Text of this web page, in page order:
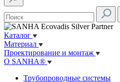
Каталог
Материал
Проектирование и монтаж
О SANHA®
Трубопроводные системы